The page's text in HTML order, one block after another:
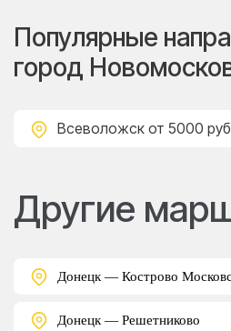
Популярные
город
Всеволожск от 5000
Другие
Донецк — Кострово
Донецк — Решетниково